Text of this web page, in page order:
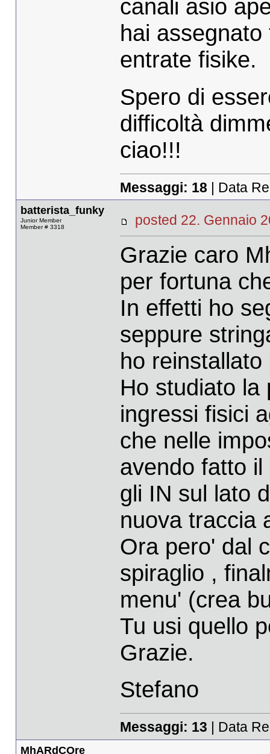
canali asio
hai
entrate fisike.
Spero di
difficoltà
ciao!!!
Messaggi: 18 | Data
batterista_funky
Junior Member
Member # 3318
posted 22.
Grazie caro
per fortuna
In effetti ho
seppure
ho
Ho studiato la
ingressi fisici
che nelle
avendo fatto
gli IN sul lato
nuova traccia
Ora pero' dal
spiraglio ,
menu' (crea
Tu usi quello
Grazie.
Stefano
Messaggi: 13 | Data
MhARdCOre